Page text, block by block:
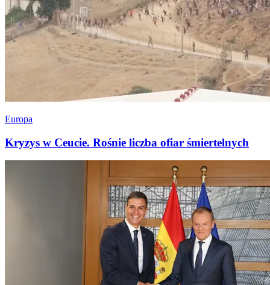
Europa
Kryzys w Ceucie. Rośnie liczba ofiar śmiertelnych